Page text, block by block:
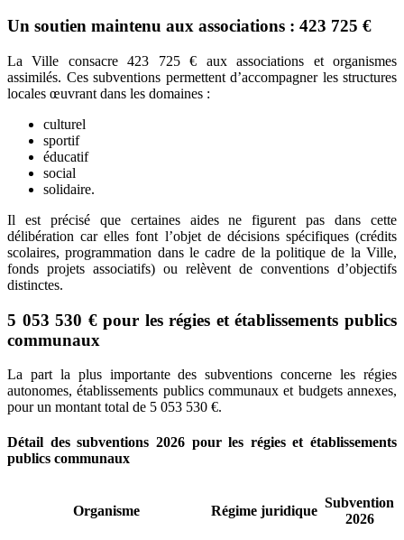
Un soutien maintenu aux associations : 423 725 €
La Ville consacre 423 725 € aux associations et organismes
assimilés. Ces subventions permettent d’accompagner les structures
locales œuvrant dans les domaines :
culturel
sportif
éducatif
social
solidaire.
Il est précisé que certaines aides ne figurent pas dans cette
délibération car elles font l’objet de décisions spécifiques (crédits
scolaires, programmation dans le cadre de la politique de la Ville,
fonds projets associatifs) ou relèvent de conventions d’objectifs
distinctes.
5 053 530 € pour les régies et établissements publics
communaux
La part la plus importante des subventions concerne les régies
autonomes, établissements publics communaux et budgets annexes,
pour un montant total de 5 053 530 €.
Détail des subventions 2026 pour les régies et établissements
publics communaux
Organisme Régime juridique
Subvention
2026